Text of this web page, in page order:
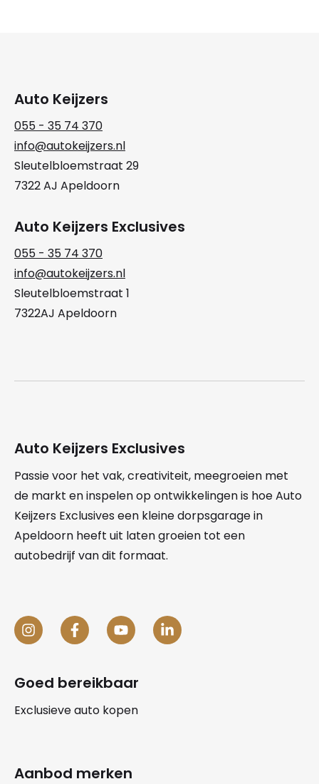
Auto Keijzers
055 - 35 74 370
info@autokeijzers.nl
Sleutelbloemstraat 29
7322 AJ Apeldoorn
Auto Keijzers Exclusives
055 - 35 74 370
info@autokeijzers.nl
Sleutelbloemstraat 1
7322AJ Apeldoorn
Auto Keijzers Exclusives
Passie voor het vak, creativiteit, meegroeien met
de markt en inspelen op ontwikkelingen is hoe Auto
Keijzers Exclusives een kleine dorpsgarage in
Apeldoorn heeft uit laten groeien tot een
autobedrijf van dit formaat.
Goed bereikbaar
Exclusieve auto kopen
Aanbod merken